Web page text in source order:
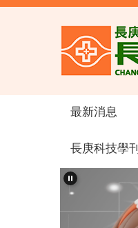
跳
最新消息
長庚科技學刊